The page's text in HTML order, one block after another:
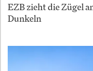
EZB zieht die Zügel
Dunkeln